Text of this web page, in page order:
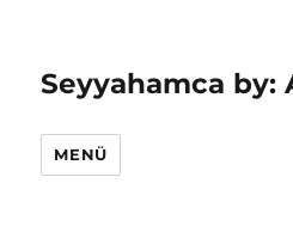
Seyyahamca by:
MENÜ